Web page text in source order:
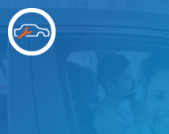
Hop
til
indhold